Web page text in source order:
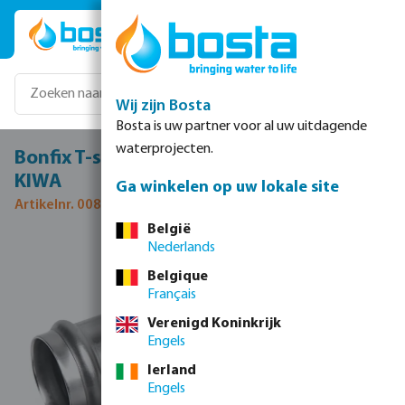
Ga naar de hoofdinhoud
Bonfix T-stuk 90° RVS 316L 28 mm pers
KIWA
Artikelnr. 0085175
Afbeeldingengalerij overslaan
Wij zijn Bosta
Bosta is uw partner voor al uw uitdagende
waterprojecten.
Ga winkelen op uw lokale site
België
Nederlands
Belgique
Français
Verenigd Koninkrijk
Engels
Ierland
Engels